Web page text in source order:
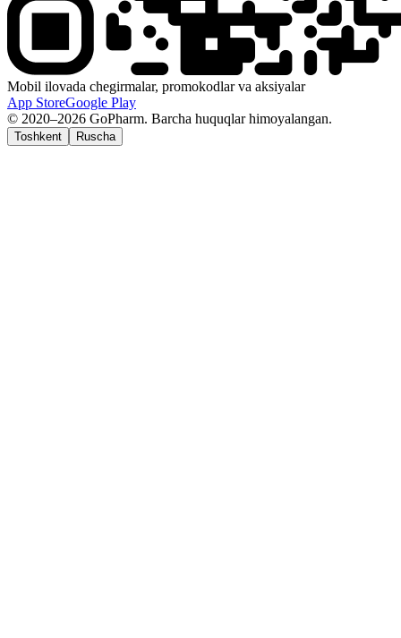
Mobil ilovada chegirmalar, promokodlar va aksiyalar
App StoreGoogle Play
© 2020–2026 GoPharm. Barcha huquqlar himoyalangan.
Toshkent Ruscha